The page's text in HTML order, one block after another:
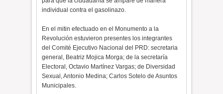
individual contra el gasolinazo.
En el mitin efectuado en el Monumento a la
Revolución estuvieron presentes los integrantes
del Comité Ejecutivo Nacional del PRD: secretaria
general, Beatriz Mojica Morga; de la secretaría
Electoral, Octavio Martínez Vargas; de Diversidad
Sexual, Antonio Medina; Carlos Sotelo de Asuntos
Municipales.